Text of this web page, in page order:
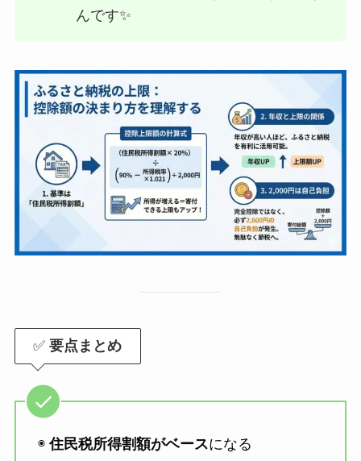
んです✨
✅ 要点まとめ
◉住民税所得割額がベースになる